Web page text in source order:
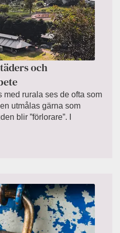
och
med rurala ses de ofta som
utmålas gärna som
blir ”förlorare”. I